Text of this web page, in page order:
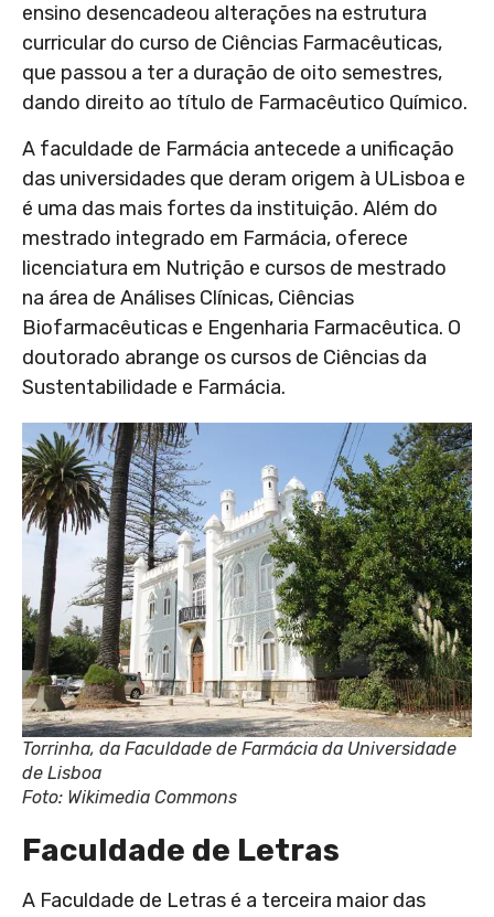
ensino desencadeou alterações na estrutura
curricular do curso de Ciências Farmacêuticas,
que passou a ter a duração de oito semestres,
dando direito ao título de Farmacêutico Químico.
A faculdade de Farmácia antecede a unificação
das universidades que deram origem à ULisboa e
é uma das mais fortes da instituição. Além do
mestrado integrado em Farmácia, oferece
licenciatura em Nutrição e cursos de mestrado
na área de Análises Clínicas, Ciências
Biofarmacêuticas e Engenharia Farmacêutica. O
doutorado abrange os cursos de Ciências da
Sustentabilidade e Farmácia.
Torrinha, da Faculdade de Farmácia da Universidade
de Lisboa
Foto: Wikimedia Commons
Faculdade de Letras
A Faculdade de Letras é a terceira maior das